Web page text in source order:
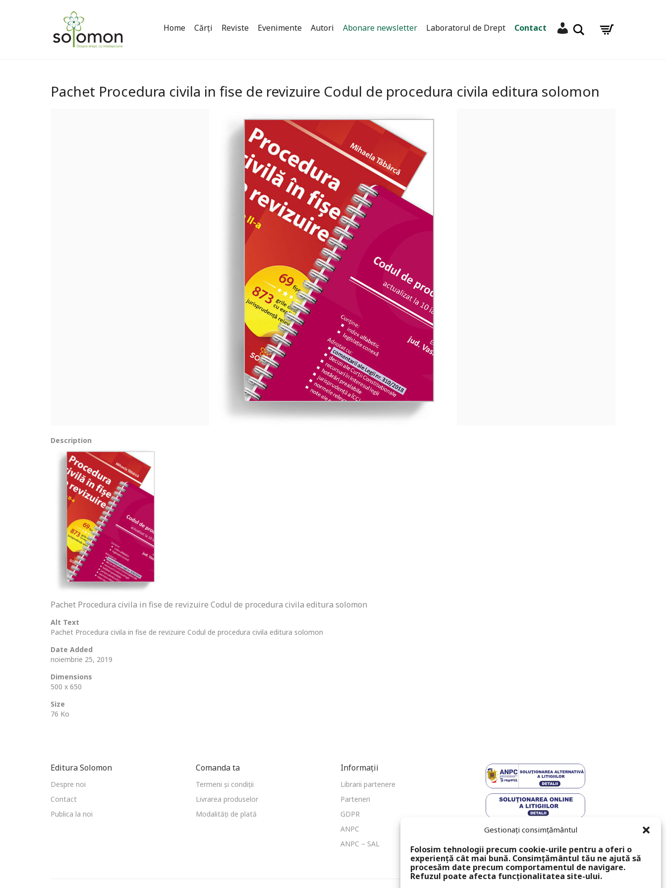
Gestionați consimțământul
Folosim tehnologii precum cookie-urile pentru a oferi o
experiență cât mai bună. Consimțământul tău ne ajută să
procesăm date precum comportamentul de navigare.
Refuzul poate afecta funcționalitatea site-ului.
Home Cărți Reviste Evenimente Autori Abonare newsletter Laboratorul de Drept Contact Contul meuCaută
Pachet Procedura civila in fise de revizuire Codul de procedura civila editura solomon
Description
Pachet Procedura civila in fise de revizuire Codul de procedura civila editura solomon
Alt Text
Pachet Procedura civila in fise de revizuire Codul de procedura civila editura solomon
Date Added
noiembrie 25, 2019
Dimensions
500 x 650
Size
76 Ko
Editura Solomon
Despre noi
Contact
Publica la noi
Comanda ta
Termeni și condiții
Livrarea produselor
Modalități de plată
Informații
Librarii partenere
Parteneri
GDPR
ANPC
ANPC – SAL